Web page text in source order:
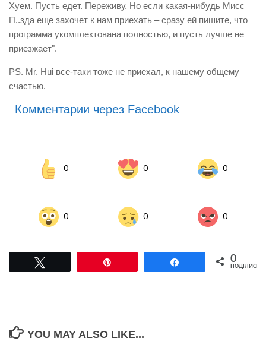
Хуем. Пусть едет. Переживу. Но если какая-нибудь Мисс
П..зда еще захочет к нам приехать – сразу ей пишите, что
программа укомплектована полностью, и пусть лучше не
приезжает".
PS. Mr. Hui все-таки тоже не приехал, к нашему общему
счастью.
Комментарии через Facebook
0 0 0
0 0 0
Поділитися0
ПОДІЛИСЬ
YOU MAY ALSO LIKE...